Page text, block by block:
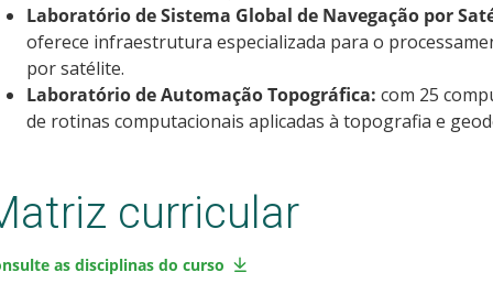
Laboratório de Sistema Global de Navegação por
oferece infraestrutura especializada para o
por satélite.
Laboratório de Automação Topográfica: com 25
de rotinas computacionais aplicadas à topografia e
curricular
as disciplinas do curso